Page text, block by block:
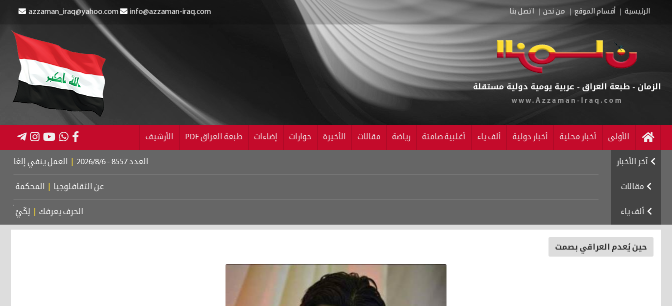
الرئيسية أقسام الموقع من نحن اتصل بنا azzaman_iraq@yahoo.com info@azzaman-iraq.com
الزمان - طبعة العراق - عربية يومية دولية مستقلة
www.Azzaman-Iraq.com
الأولى أخبار محلية أخبار دولية ألف ياء أغلبية صامتة رياضة مقالات الأخيرة حوارات إضاءات طبعة العراق PDF الأرشيف
آخر الأخبار | العمل ينفي إلغاء الإعانة عن
مقالات عن الثقافلوجيا | المحكمة الجنائية
ألف ياء الحرف يعرفك | لِكَيْ أُبَالِغَ فِي
حين يُعدم العراقي بصمت